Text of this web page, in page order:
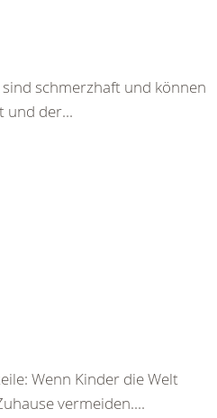
schmerzhaft und können
und der...
Wenn Kinder die Welt
vermeiden....